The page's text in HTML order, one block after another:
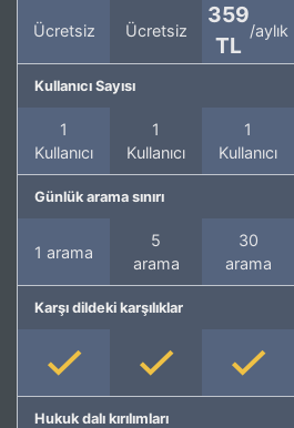
Ücretsiz Ücretsiz
359
TL
/aylık
Kullanıcı Sayısı
1
Kullanıcı
1
Kullanıcı
1
Kullanıcı
Günlük arama sınırı
1 arama
5
arama
30
arama
Karşı dildeki karşılıklar
Hukuk dalı kırılımları